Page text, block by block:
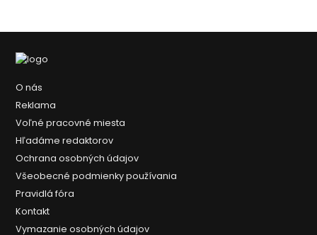
O nás
Reklama
Voľné pracovné miesta
Hľadáme redaktorov
Ochrana osobných údajov
Všeobecné podmienky používania
Pravidlá fóra
Kontakt
Vymazanie osobných údajov